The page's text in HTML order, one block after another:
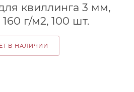
квиллинга 3 мм,
г/м2, 100 шт.
В НАЛИЧИИ